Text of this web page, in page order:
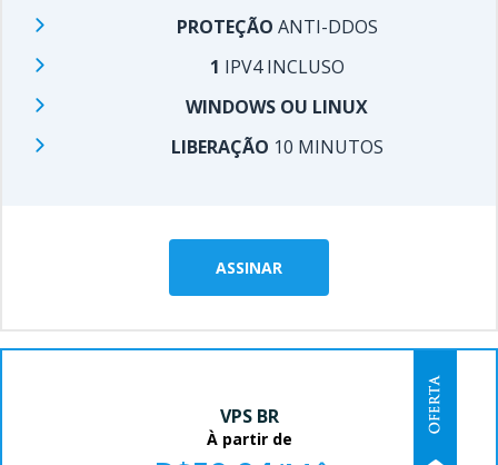
PROTEÇÃO ANTI-DDOS
1 IPV4 INCLUSO
WINDOWS OU LINUX
LIBERAÇÃO 10 MINUTOS
ASSINAR
VPS BR
À partir de